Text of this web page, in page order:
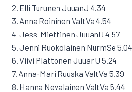
2. Elli Turunen JuuanJ 4.34
3. Anna Roininen ValtVa 4.54
4. Jessi Miettinen JuuanU 4.57
5. Jenni Ruokolainen NurmSe 5.04
6. Viivi Plattonen JuuanU 5.24
7. Anna-Mari Ruuska ValtVa 5.39
8. Hanna Nevalainen ValtVa 5.44